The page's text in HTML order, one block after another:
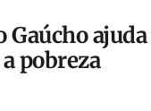
ajuda
pobreza